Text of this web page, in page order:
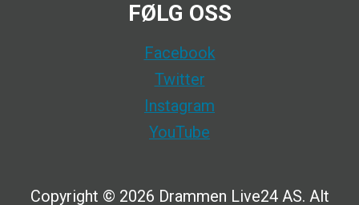
FØLG OSS
Facebook
Twitter
Instagram
YouTube
Copyright © 2026 Drammen Live24 AS. Alt